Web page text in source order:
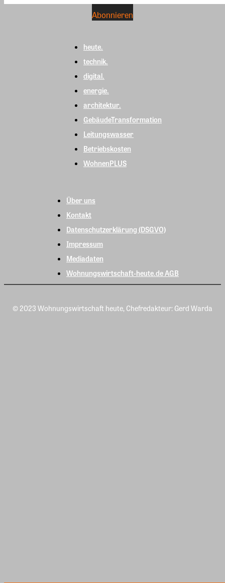
heute.
technik.
digital.
energie.
architektur.
GebäudeTransformation
Leitungswasser
Betriebskosten
WohnenPLUS
Über uns
Kontakt
Datenschutzerklärung (DSGVO)
Impressum
Mediadaten
Wohnungswirtschaft-heute.de AGB
© 2023 Wohnungswirtschaft heute, Chefredakteur: Gerd Warda